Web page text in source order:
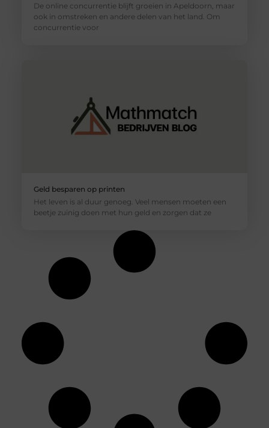
De online concurrentie blijft groeien in Apeldoorn, maar
ook in omstreken en andere delen van het land. Om
concurrentie voor
Geld besparen op printen
Het leven is al duur genoeg. Veel mensen moeten een
beetje zuinig doen met hun geld en zorgen dat ze